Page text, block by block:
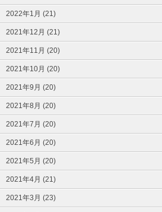
2022年1月 (21)
2021年12月 (21)
2021年11月 (20)
2021年10月 (20)
2021年9月 (20)
2021年8月 (20)
2021年7月 (20)
2021年6月 (20)
2021年5月 (20)
2021年4月 (21)
2021年3月 (23)